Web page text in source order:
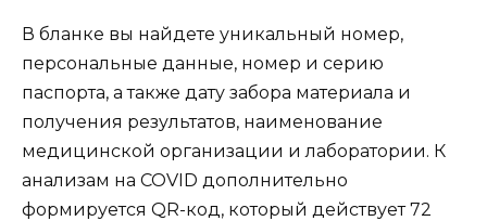
В бланке вы найдете уникальный номер,
персональные данные, номер и серию
паспорта, а также дату забора материала и
получения результатов, наименование
медицинской организации и лаборатории. К
анализам на COVID дополнительно
формируется QR-код, который действует 72